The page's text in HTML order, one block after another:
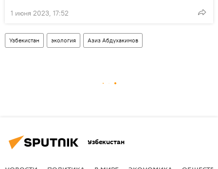
1 июня 2023, 17:52
Узбекистан экология Азиз Абдухакимов
Узбекистан